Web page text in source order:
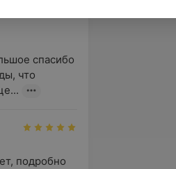
спасибо
что
подробно